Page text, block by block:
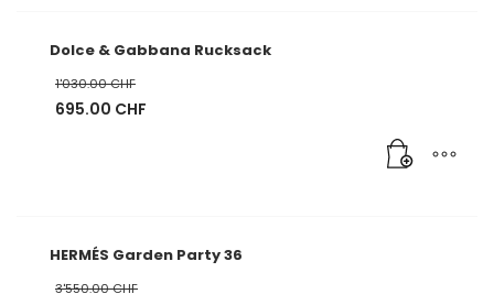
Dolce & Gabbana Rucksack
1'030.00CHF
Ursprünglicher
695.00 CHF
HERMÉS Garden Party 36
3'550.00CHF